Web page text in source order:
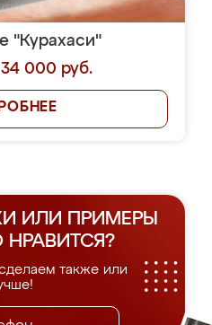
"Курахаси"
000 руб.
ИЛИ ПРИМЕРЫ
НРАВИТСЯ?
также или